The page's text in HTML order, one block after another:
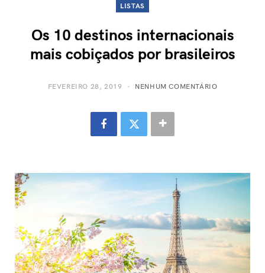
LISTAS
Os 10 destinos internacionais
mais cobiçados por brasileiros
FEVEREIRO 28, 2019 NENHUM COMENTÁRIO